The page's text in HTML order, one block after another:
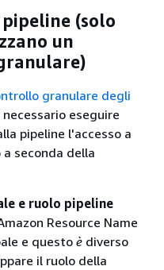
(solo
un
granulare degli
eseguire
pipeline l'accesso a
seconda della
e ruolo pipeline
Resource Name
e questo è diverso
il ruolo della